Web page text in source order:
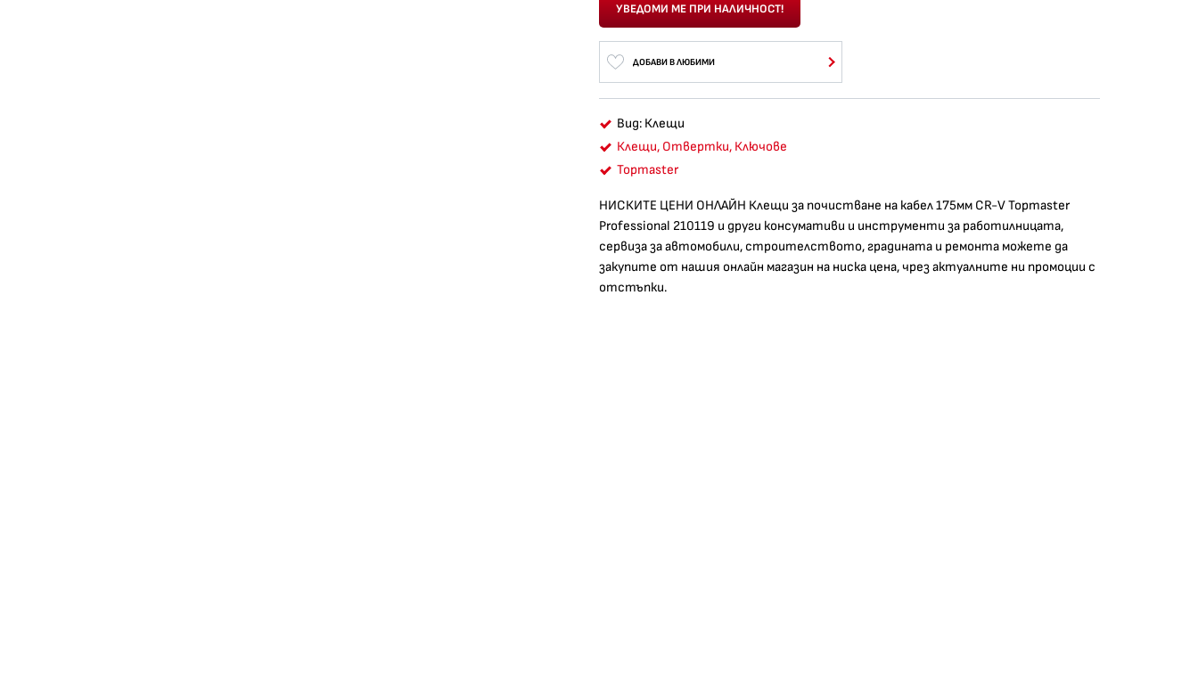
УВЕДОМИ МЕ ПРИ НАЛИЧНОСТ!
ДОБАВИ В ЛЮБИМИ
Вид: Клещи
Клещи, Отвертки, Ключове
Topmaster
НИСКИТЕ ЦЕНИ ОНЛАЙН Клещи за почистване на кабел 175мм CR-V Topmaster
Professional​ 210119 и други консумативи и инструменти за работилницата,
сервиза за автомобили, строителството, градината и ремонта можете да
закупите от нашия онлайн магазин на ниска цена, чрез актуалните ни промоции с
отстъпки.